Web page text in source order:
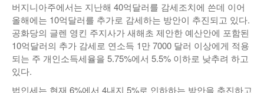
버지니아주에서는 지난해 40억달러를 감세조치에 쓴데 이어
올해에는 10억달러를 추가로 감세하는 방안이 추진되고 있다.
공화당의 글렌 영킨 주지사가 새해초 제안한 예산안에 포함된
10억달러의 추가 감세로 연소득 1만 7000 달러 이상에게 적용
되는 주 개인소득세율을 5.75%에서 5.5% 이하로 낮추려 하고
있다.
법인세는 현재 6%에서 4내지 5%로 인하하는 방안을 추진하고